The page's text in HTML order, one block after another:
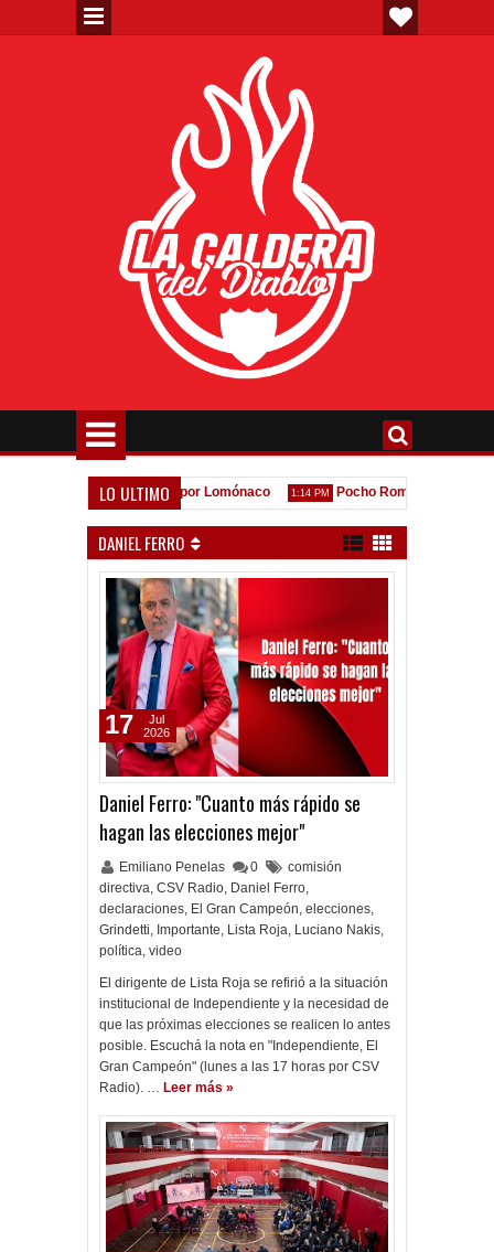
LO ULTIMO
de la oferta formal por Lomónaco 1:14 PM
Pocho Román, al ascenso
DANIEL FERRO
Daniel Ferro: "Cuanto más rápido se
hagan las elecciones mejor"
Emiliano Penelas 0
comisión
directiva, CSV Radio, Daniel Ferro,
declaraciones, El Gran Campeón, elecciones,
Grindetti, Importante, Lista Roja, Luciano Nakis,
política, video
El dirigente de Lista Roja se refirió a la situación
institucional de Independiente y la necesidad de
que las próximas elecciones se realicen lo antes
posible. Escuchá la nota en "Independiente, El
Gran Campeón" (lunes a las 17 horas por CSV
Radio). … Leer más »
17
Jul
2026